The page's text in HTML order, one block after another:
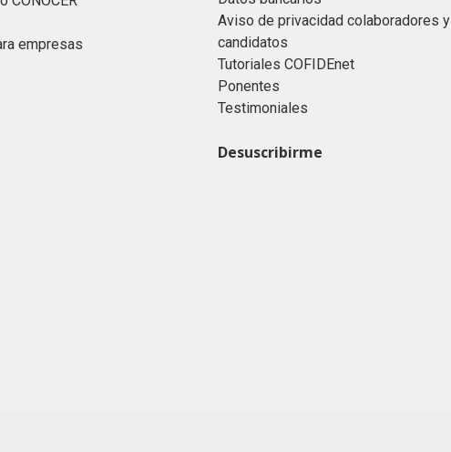
empresas
Aviso de privacidad colaboradores y
candidatos
Tutoriales COFIDEnet
Ponentes
Testimoniales
Desuscribirme